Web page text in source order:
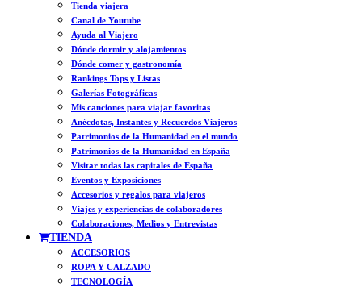
Tienda viajera
Canal de Youtube
Ayuda al Viajero
Dónde dormir y alojamientos
Dónde comer y gastronomía
Rankings Tops y Listas
Galerías Fotográficas
Mis canciones para viajar favoritas
Anécdotas, Instantes y Recuerdos Viajeros
Patrimonios de la Humanidad en el mundo
Patrimonios de la Humanidad en España
Visitar todas las capitales de España
Eventos y Exposiciones
Accesorios y regalos para viajeros
Viajes y experiencias de colaboradores
Colaboraciones, Medios y Entrevistas
TIENDA
ACCESORIOS
ROPA Y CALZADO
TECNOLOGÍA